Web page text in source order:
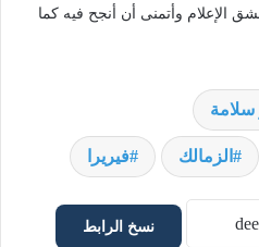
الإعلام وأتمنى أن أنجح فيه كما
سلامة
الزمالك فيريرا
نسخ الرابط